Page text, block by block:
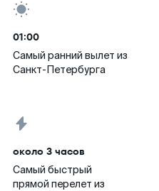
01:00
Самый ранний вылет из
Санкт-Петербурга
около 3 часов
Самый быстрый
прямой перелет из